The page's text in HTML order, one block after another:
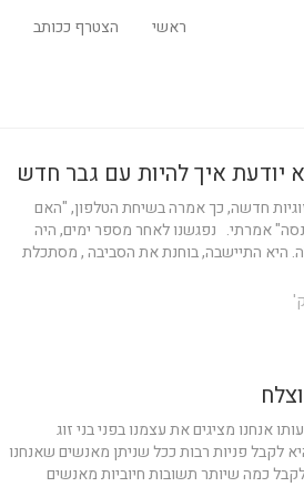
ראשי הצטרף ככותב
יודעת איך להיות עם גבר חדש
חדשה, כך אמרה בשיחת הטלפון, "האם
אמרתי. נפגשנו לאחר מספר ימים, היה
היא התיישבה, בוחנת את הסביבה , מסתכלת
אנחנו מציגים את עצמנו בפני בני זוג
לקבל פניות רבות ככל שניתן מאנשים שאנחנו
כמה שיותר תשובות חיוביות מאנשים